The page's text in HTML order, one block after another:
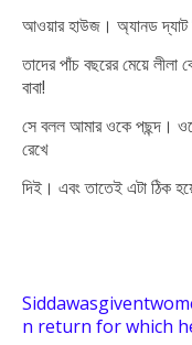
আওয়ার হাউজ। অ্যানড দ্যাট
তাদের পাঁচ বছরের মেয়ে লীলা
বাবা!
সে বলল আমার ওকে পছন্দ।
রেখে
দিই। এবং তাতেই এটা ঠিক
n return forwhich